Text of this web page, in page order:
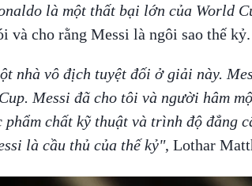
là một thất bại lớn của World
và cho rằng Messi là ngôi sao thế kỷ.
nhà vô địch tuyệt đối ở giải này.
Messi đã cho tôi và người hâm
phẩm chất kỹ thuật và trình độ đẳng
là cầu thủ của thế kỷ", Lothar